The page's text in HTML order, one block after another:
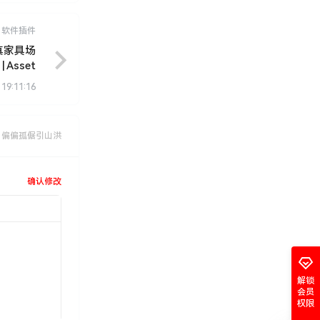
软件插件
具场
Asset
偏孤倨引山洪
确认修改
解锁
会员
权限